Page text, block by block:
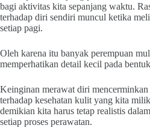
bagi aktivitas kita sepanjang waktu.
terhadap diri sendiri muncul ketika
setiap pagi.
Oleh karena itu banyak perempuan
memperhatikan detail kecil pada
Keinginan merawat diri mencerminkan
terhadap kesehatan kulit yang kita
demikian kita harus tetap realistis
setiap proses perawatan.